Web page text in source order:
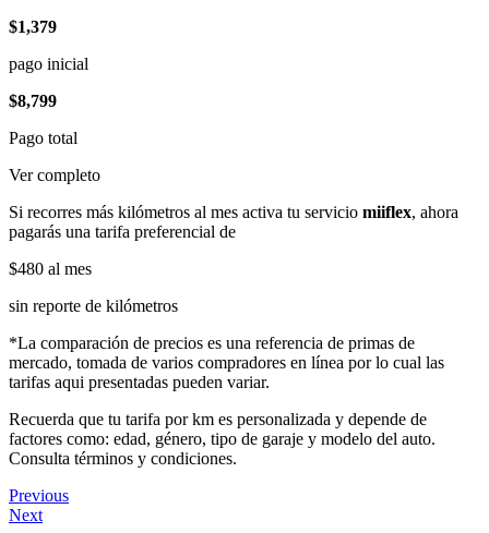
$1,379
pago inicial
$8,799
Pago total
Ver completo
Si recorres más kilómetros al mes activa tu servicio miiflex, ahora
pagarás una tarifa preferencial de
$480 al mes
sin reporte de kilómetros
*La comparación de precios es una referencia de primas de
mercado, tomada de varios compradores en línea por lo cual las
tarifas aqui presentadas pueden variar.
Recuerda que tu tarifa por km es personalizada y depende de
factores como: edad, género, tipo de garaje y modelo del auto.
Consulta términos y condiciones.
Previous
Next